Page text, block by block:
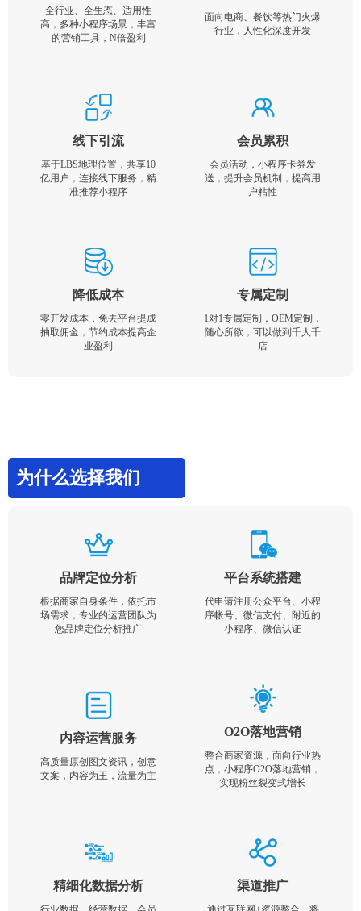
全行业、全生态、适用性
高，多种小程序场景，丰富
的营销工具，N倍盈利
面向电商、餐饮等热门火爆
行业，人性化深度开发
线下引流
基于LBS地理位置，共享10
亿用户，连接线下服务，精
准推荐小程序
会员累积
会员活动，小程序卡券发
送，提升会员机制，提高用
户粘性
降低成本
零开发成本，免去平台提成
抽取佣金，节约成本提高企
业盈利
专属定制
1对1专属定制，OEM定制，
随心所欲，可以做到千人千
店
为什么选择我们
品牌定位分析
根据商家自身条件，依托市
场需求，专业的运营团队为
您品牌定位分析推广
平台系统搭建
代申请注册公众平台、小程
序帐号、微信支付、附近的
小程序、微信认证
内容运营服务
高质量原创图文资讯，创意
文案，内容为王，流量为主
O2O落地营销
整合商家资源，面向行业热
点，小程序O2O落地营销，
实现粉丝裂变式增长
精细化数据分析 渠道推广